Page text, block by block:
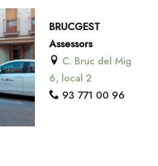
BRUCGEST
Assessors
C. Bruc del Mig
6, local 2
93 771 00 96